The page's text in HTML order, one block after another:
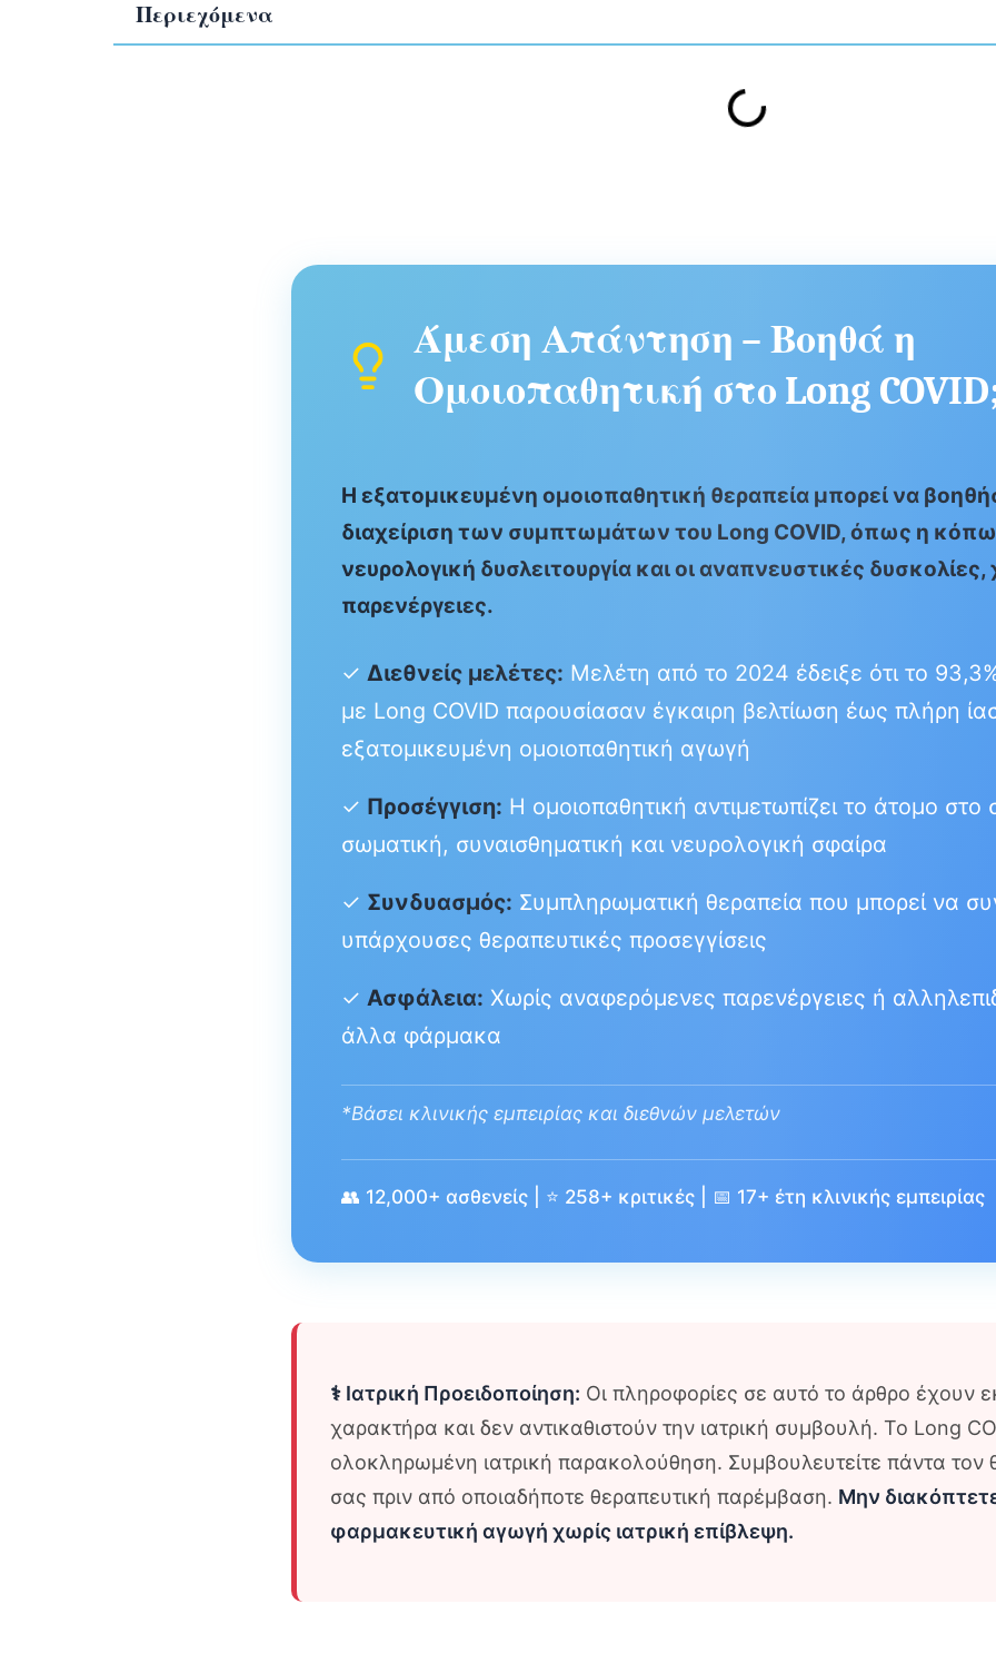
Περιεχόμενα
Άμεση Απάντηση – Βοηθά η
Ομοιοπαθητική στο Long
Η εξατομικευμένη ομοιοπαθητική θεραπεία μπορεί να
διαχείριση των συμπτωμάτων του Long COVID, όπως η
νευρολογική δυσλειτουργία και οι αναπνευστικές δυσκολίες,
παρενέργειες.
✓ Διεθνείς μελέτες: Μελέτη από το 2024 έδειξε ότι το
με Long COVID παρουσίασαν έγκαιρη βελτίωση έως πλήρη
εξατομικευμένη ομοιοπαθητική αγωγή
✓ Προσέγγιση: Η ομοιοπαθητική αντιμετωπίζει το άτομο
σωματική, συναισθηματική και νευρολογική σφαίρα
✓ Συνδυασμός: Συμπληρωματική θεραπεία που μπορεί να
υπάρχουσες θεραπευτικές προσεγγίσεις
✓ Ασφάλεια: Χωρίς αναφερόμενες παρενέργειες ή
άλλα φάρμακα
*Βάσει κλινικής εμπειρίας και διεθνών μελετών
👥 12,000+ ασθενείς | ⭐ 258+ κριτικές | 📅 17+ έτη κλινικής εμπειρίας
⚕️ Ιατρική Προειδοποίηση: Οι πληροφορίες σε αυτό το άρθρο έχουν
χαρακτήρα και δεν αντικαθιστούν την ιατρική συμβουλή. Το Long
ολοκληρωμένη ιατρική παρακολούθηση. Συμβουλευτείτε πάντα τον
σας πριν από οποιαδήποτε θεραπευτική παρέμβαση. Μην
φαρμακευτική αγωγή χωρίς ιατρική επίβλεψη.